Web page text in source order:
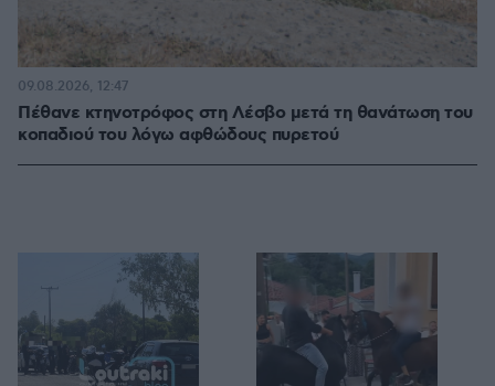
Πέθανε κτηνοτρόφος στη Λέσβο μετά τη θανάτωση του
κοπαδιού του λόγω αφθώδους πυρετού
09.08.2026, 12:47